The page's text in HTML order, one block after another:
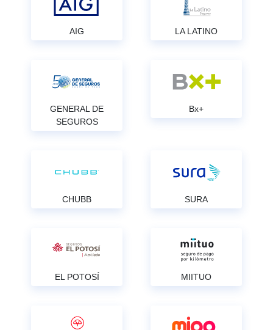
AIG LA LATINO
GENERAL DE
SEGUROS
Bx+
CHUBB SURA
EL POTOSÍ MIITUO